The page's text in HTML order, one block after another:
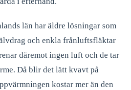
län har äldre lösningar som
och enkla frånluftsfläktar
däremot ingen luft och de tar
Då blir det lätt kvavt på
kostar mer än den